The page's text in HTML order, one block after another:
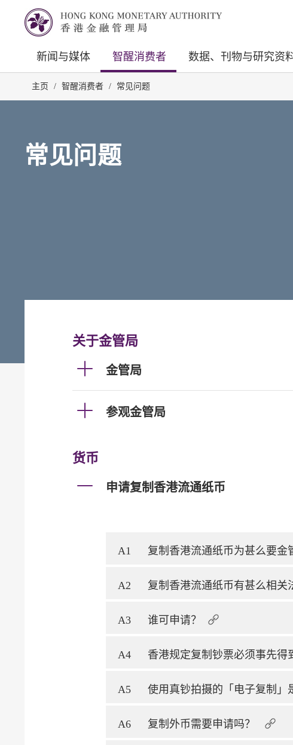
新闻与媒体 智醒消费者 数据、刊物与研究资
主页 / 智醒消费者 / 常见问题
常见问题
关于金管局
金管局
参观金管局
货币
申请复制香港流通纸币
A1 复制香港流通纸币为甚么要金
A2 复制香港流通纸币有甚么相关
A3 谁可申请？
A4 香港规定复制钞票必须事先得
A5 使用真钞拍摄的「电子复制」
A6 复制外币需要申请吗？